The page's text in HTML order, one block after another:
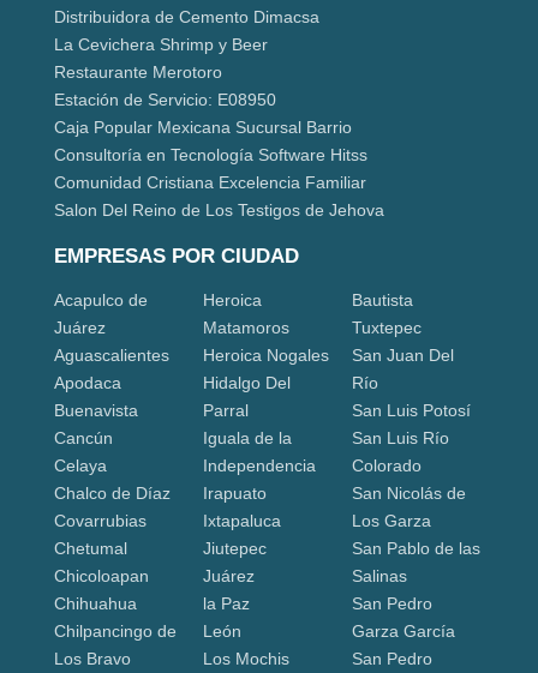
Distribuidora de Cemento Dimacsa
La Cevichera Shrimp y Beer
Restaurante Merotoro
Estación de Servicio: E08950
Caja Popular Mexicana Sucursal Barrio
Consultoría en Tecnología Software Hitss
Comunidad Cristiana Excelencia Familiar
Salon Del Reino de Los Testigos de Jehova
EMPRESAS POR CIUDAD
Acapulco de
Juárez
Aguascalientes
Apodaca
Buenavista
Cancún
Celaya
Chalco de Díaz
Covarrubias
Chetumal
Chicoloapan
Chihuahua
Chilpancingo de
Los Bravo
Heroica
Matamoros
Heroica Nogales
Hidalgo Del
Parral
Iguala de la
Independencia
Irapuato
Ixtapaluca
Jiutepec
Juárez
la Paz
León
Los Mochis
Bautista
Tuxtepec
San Juan Del
Río
San Luis Potosí
San Luis Río
Colorado
San Nicolás de
Los Garza
San Pablo de las
Salinas
San Pedro
Garza García
San Pedro